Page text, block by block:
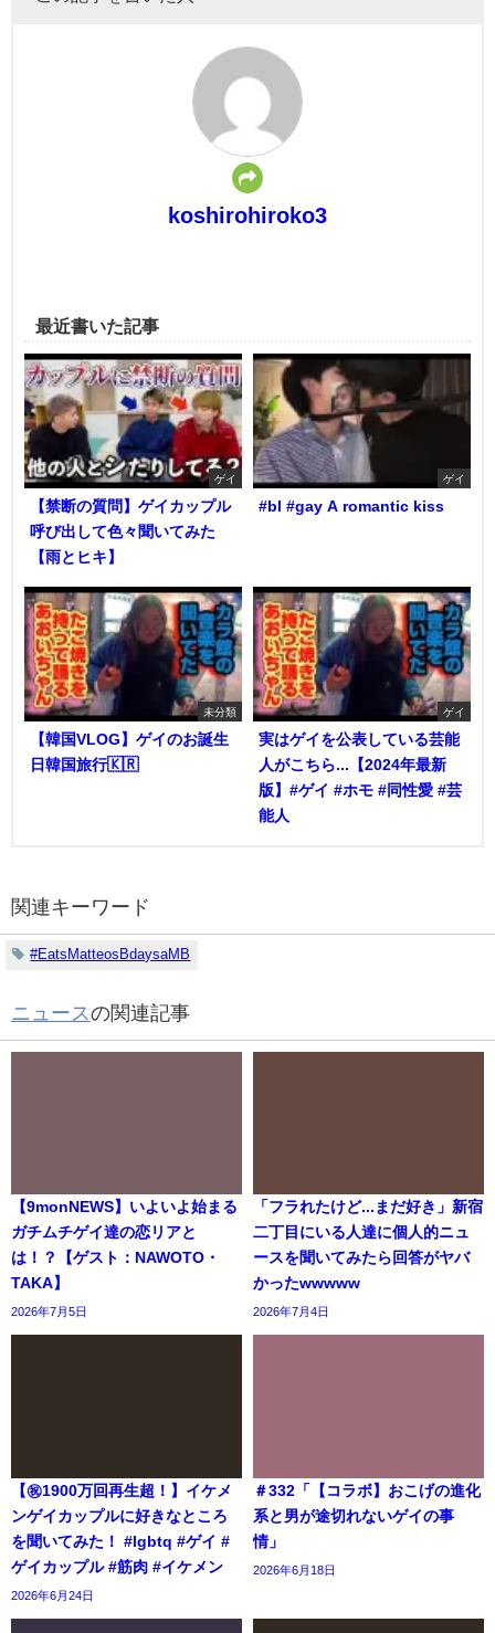
koshirohiroko3
最近書いた記事
ゲイ
【禁断の質問】ゲイカップル
呼び出して色々聞いてみた
【雨とヒキ】
ゲイ
#bl #gay A romantic kiss
未分類
【韓国VLOG】ゲイのお誕生
日韓国旅行🇰🇷
ゲイ
実はゲイを公表している芸能
人がこちら...【2024年最新
版】#ゲイ #ホモ #同性愛 #芸
能人
関連キーワード
#EatsMatteosBdaysaMB
ニュースの関連記事
【9monNEWS】いよいよ始まる
ガチムチゲイ達の恋リアと
は！？【ゲスト：NAWOTO・
TAKA】
2026年7月5日
「フラれたけど...まだ好き」新宿
二丁目にいる人達に個人的ニュ
ースを聞いてみたら回答がヤバ
かったwwwww
2026年7月4日
【㊗️1900万回再生超！】イケメ
ンゲイカップルに好きなところ
を聞いてみた！ #lgbtq #ゲイ #
ゲイカップル #筋肉 #イケメン
2026年6月24日
＃332「【コラボ】おこげの進化
系と男が途切れないゲイの事
情」
2026年6月18日